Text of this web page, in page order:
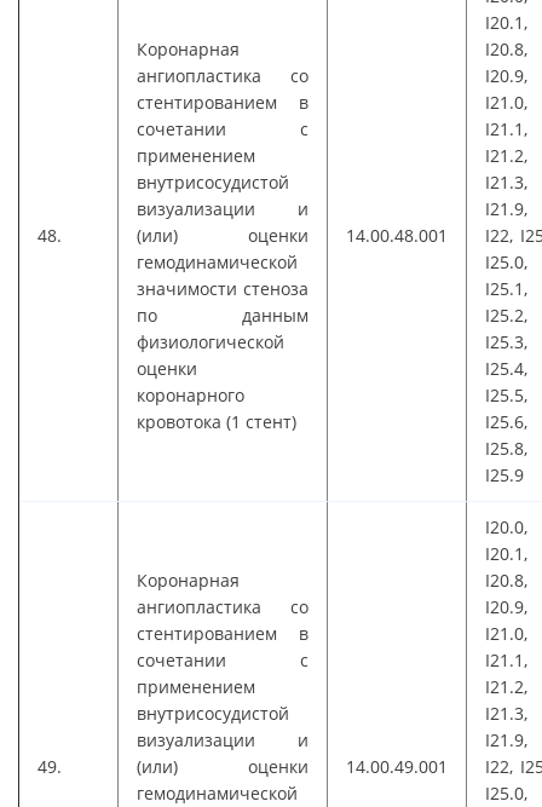
48.
Коронарная
ангиопластика со
стентированием в
сочетании с
применением
внутрисосудистой
визуализации и
(или) оценки
гемодинамической
значимости стеноза
по данным
физиологической
оценки
коронарного
кровотока (1 стент)
14.00.48.001
I20.1,
I20.8,
I20.9,
I21.0,
I21.1,
I21.2,
I21.3,
I21.9,
I22,
I25.0,
I25.1,
I25.2,
I25.3,
I25.4,
I25.5,
I25.6,
I25.8,
I25.9
49.
Коронарная
ангиопластика со
стентированием в
сочетании с
применением
внутрисосудистой
визуализации и
(или) оценки
гемодинамической
14.00.49.001
I20.0,
I20.1,
I20.8,
I20.9,
I21.0,
I21.1,
I21.2,
I21.3,
I21.9,
I22,
I25.0,